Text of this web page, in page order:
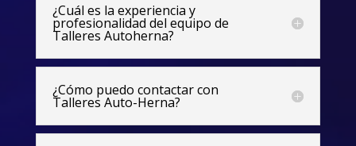
¿Cuál es la experiencia y
profesionalidad del equipo de
Talleres Autoherna?
¿Cómo puedo contactar con
Talleres Auto-Herna?